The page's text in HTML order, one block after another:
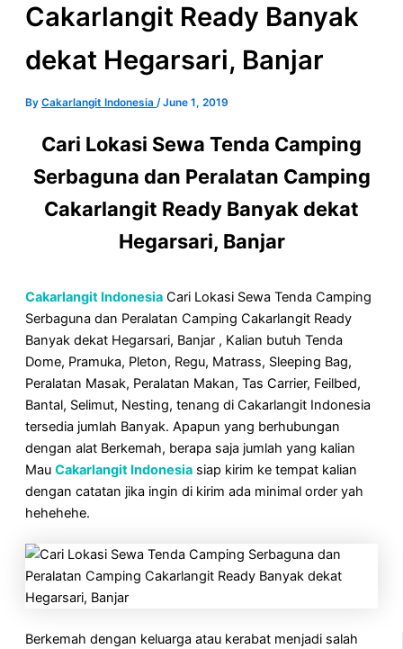
Cakarlangit Ready Banyak
dekat Hegarsari, Banjar
By Cakarlangit Indonesia /June 1, 2019
Cari Lokasi Sewa Tenda Camping
Serbaguna dan Peralatan Camping
Cakarlangit Ready Banyak dekat
Hegarsari, Banjar
Cakarlangit Indonesia Cari Lokasi Sewa Tenda Camping
Serbaguna dan Peralatan Camping Cakarlangit Ready
Banyak dekat Hegarsari, Banjar , Kalian butuh Tenda
Dome, Pramuka, Pleton, Regu, Matrass, Sleeping Bag,
Peralatan Masak, Peralatan Makan, Tas Carrier, Feilbed,
Bantal, Selimut, Nesting, tenang di Cakarlangit Indonesia
tersedia jumlah Banyak. Apapun yang berhubungan
dengan alat Berkemah, berapa saja jumlah yang kalian
Mau Cakarlangit Indonesia siap kirim ke tempat kalian
dengan catatan jika ingin di kirim ada minimal order yah
hehehehe.
Berkemah dengan keluarga atau kerabat menjadi salah